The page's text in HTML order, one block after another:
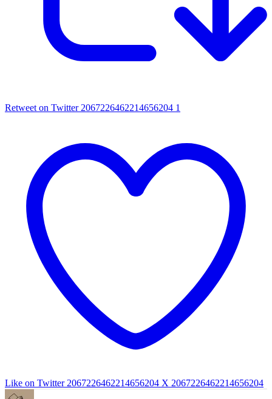
Retweet on Twitter 2067226462214656204 1
Like on Twitter 2067226462214656204 X 2067226462214656204